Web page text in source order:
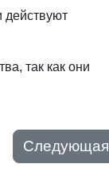
действуют
так как они
Следующая